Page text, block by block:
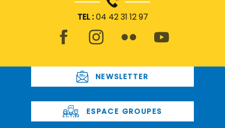
TEL :04 42 31 12 97
NEWSLETTER
ESPACE GROUPES